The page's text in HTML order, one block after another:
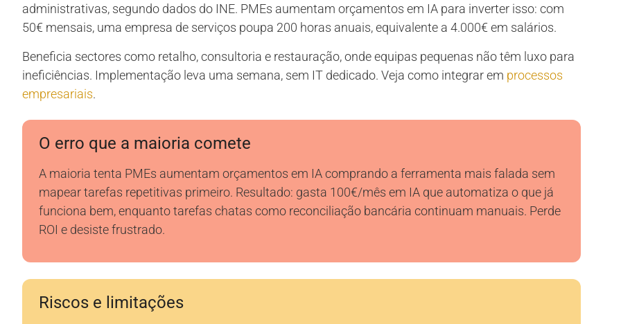
administrativas, segundo dados do INE. PMEs aumentam orçamentos em IA para inverter isso: com
50€ mensais, uma empresa de serviços poupa 200 horas anuais, equivalente a 4.000€ em salários.
Beneficia sectores como retalho, consultoria e restauração, onde equipas pequenas não têm luxo para
ineficiências. Implementação leva uma semana, sem IT dedicado. Veja como integrar em processos
empresariais.
O erro que a maioria comete
A maioria tenta PMEs aumentam orçamentos em IA comprando a ferramenta mais falada sem
mapear tarefas repetitivas primeiro. Resultado: gasta 100€/mês em IA que automatiza o que já
funciona bem, enquanto tarefas chatas como reconciliação bancária continuam manuais. Perde
ROI e desiste frustrado.
Riscos e limitações